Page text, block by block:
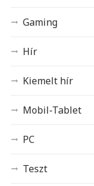
Gaming
Hír
Kiemelt hír
Mobil-Tablet
PC
Teszt